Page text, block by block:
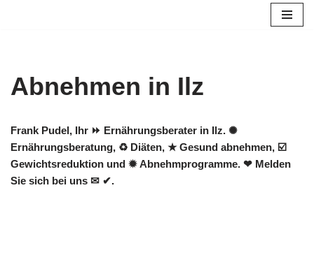
Abnehmen in Ilz
Frank Pudel, Ihr ⏩ Ernährungsberater in Ilz. ✺
Ernährungsberatung, ♻ Diäten, ★ Gesund abnehmen, ☑️
Gewichtsreduktion und ✹ Abnehmprogramme. ❤ Melden
Sie sich bei uns ✉ ✔.